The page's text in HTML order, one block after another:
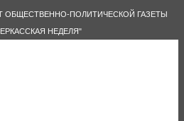
ОБЩЕСТВЕННО-ПОЛИТИЧЕСКОЙ ГАЗЕТЫ
НЕДЕЛЯ"